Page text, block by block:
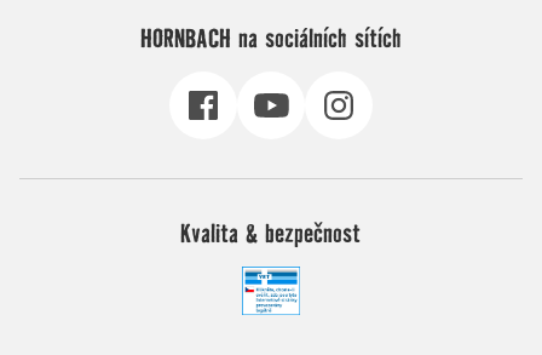
HORNBACH na sociálních sítích
Kvalita & bezpečnost